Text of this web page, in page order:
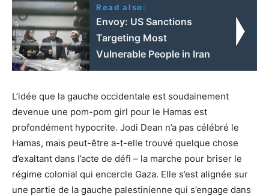
Read also:
Envoy: US Sanctions
Targeting Most
Vulnerable People in Iran
L’idée que la gauche occidentale est soudainement
devenue une pom-pom girl pour le Hamas est
profondément hypocrite. Jodi Dean n’a pas célébré le
Hamas, mais peut-être a-t-elle trouvé quelque chose
d’exaltant dans l’acte de défi – la marche pour briser le
régime colonial qui encercle Gaza. Elle s’est alignée sur
une partie de la gauche palestinienne qui s’engage dans